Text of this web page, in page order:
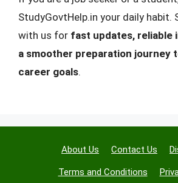
StudyGovtHelp.in your daily habit.
with us for fast updates, reliable
a smoother preparation journey
career goals.
About Us Contact Us
Terms and Conditions